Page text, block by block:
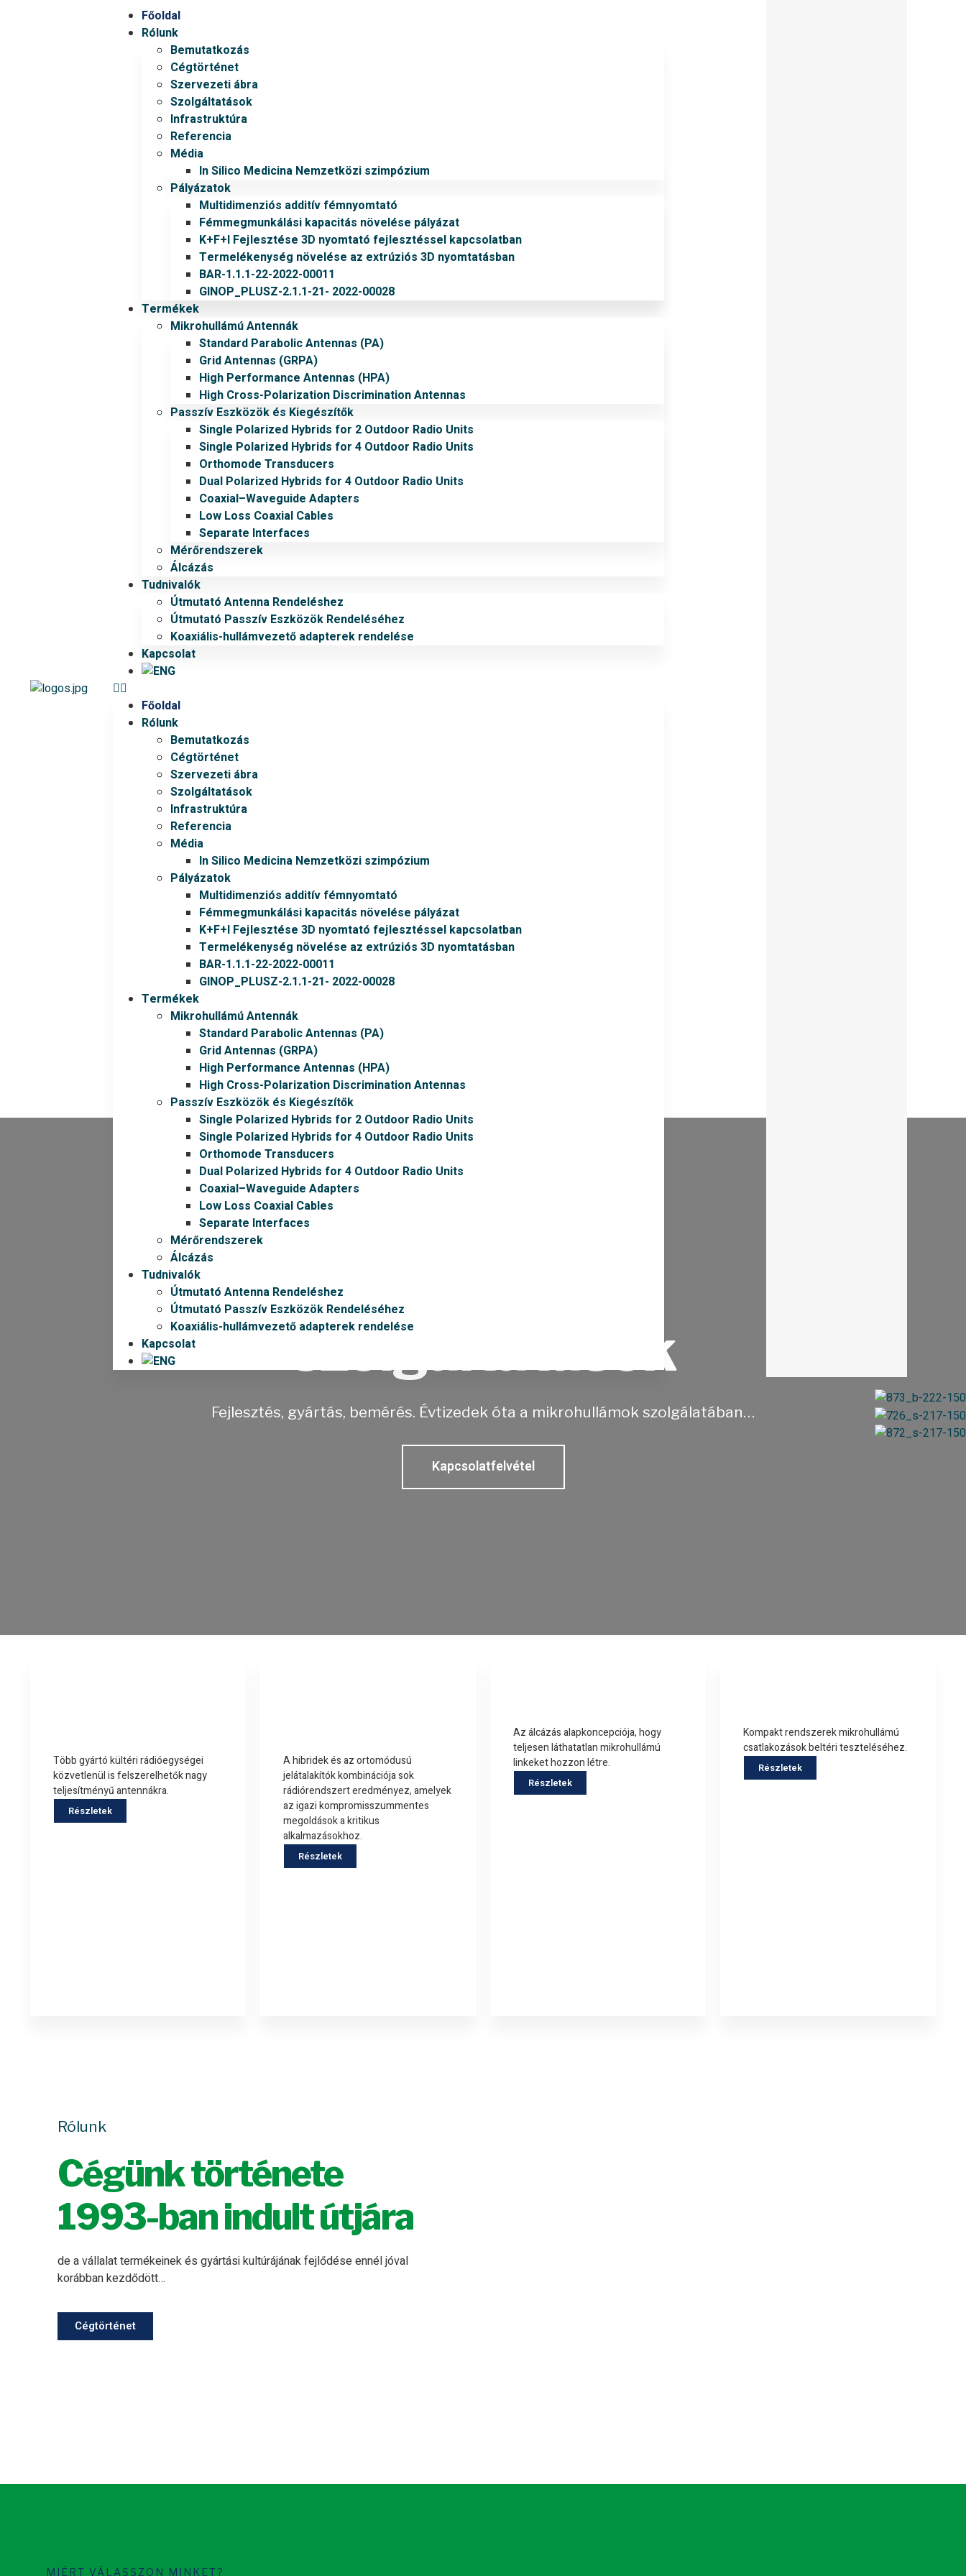
Főoldal
Rólunk
Bemutatkozás
Cégtörténet
Szervezeti ábra
Szolgáltatások
Infrastruktúra
Referencia
Média
In Silico Medicina Nemzetközi szimpózium
Pályázatok
Multidimenziós additív fémnyomtató
Fémmegmunkálási kapacitás növelése pályázat
K+F+I Fejlesztése 3D nyomtató fejlesztéssel kapcsolatban
Termelékenység növelése az extrúziós 3D nyomtatásban
BAR-1.1.1-22-2022-00011
GINOP_PLUSZ-2.1.1-21- 2022-00028
Termékek
Mikrohullámú Antennák
Standard Parabolic Antennas (PA)
Grid Antennas (GRPA)
High Performance Antennas (HPA)
High Cross-Polarization Discrimination Antennas
Passzív Eszközök és Kiegészítők
Single Polarized Hybrids for 2 Outdoor Radio Units
Single Polarized Hybrids for 4 Outdoor Radio Units
Orthomode Transducers
Dual Polarized Hybrids for 4 Outdoor Radio Units
Coaxial–Waveguide Adapters
Low Loss Coaxial Cables
Separate Interfaces
Mérőrendszerek
Álcázás
Tudnivalók
Útmutató Antenna Rendeléshez
Útmutató Passzív Eszközök Rendeléséhez
Koaxiális-hullámvezető adapterek rendelése
Kapcsolat
Főoldal
Rólunk
Bemutatkozás
Cégtörténet
Szervezeti ábra
Szolgáltatások
Infrastruktúra
Referencia
Média
In Silico Medicina Nemzetközi szimpózium
Pályázatok
Multidimenziós additív fémnyomtató
Fémmegmunkálási kapacitás növelése pályázat
K+F+I Fejlesztése 3D nyomtató fejlesztéssel kapcsolatban
Termelékenység növelése az extrúziós 3D nyomtatásban
BAR-1.1.1-22-2022-00011
GINOP_PLUSZ-2.1.1-21- 2022-00028
Termékek
Mikrohullámú Antennák
Standard Parabolic Antennas (PA)
Grid Antennas (GRPA)
High Performance Antennas (HPA)
High Cross-Polarization Discrimination Antennas
Passzív Eszközök és Kiegészítők
Single Polarized Hybrids for 2 Outdoor Radio Units
Single Polarized Hybrids for 4 Outdoor Radio Units
Orthomode Transducers
Dual Polarized Hybrids for 4 Outdoor Radio Units
Coaxial–Waveguide Adapters
Low Loss Coaxial Cables
Separate Interfaces
Mérőrendszerek
Álcázás
Tudnivalók
Útmutató Antenna Rendeléshez
Útmutató Passzív Eszközök Rendeléséhez
Koaxiális-hullámvezető adapterek rendelése
Kapcsolat
Mikrohullámú
szolgáltatások
Fejlesztés, gyártás, bemérés. Évtizedek óta a mikrohullámok szolgálatában…
Kapcsolatfelvétel
Több gyártó kültéri rádióegységei
közvetlenül is felszerelhetők nagy
teljesítményű antennákra.
Részletek
A hibridek és az ortomódusú
jelátalakítók kombinációja sok
rádiórendszert eredményez, amelyek
az igazi kompromisszummentes
megoldások a kritikus
alkalmazásokhoz.
Részletek
Az álcázás alapkoncepciója, hogy
teljesen láthatatlan mikrohullámú
linkeket hozzon létre.
Részletek
Kompakt rendszerek mikrohullámú
csatlakozások beltéri teszteléséhez.
Részletek
Rólunk
Cégünk története
1993-ban indult útjára
de a vállalat termékeinek és gyártási kultúrájának fejlődése ennél jóval
korábban kezdődött…
Cégtörténet
MIÉRT VÁLASSZON MINKET?